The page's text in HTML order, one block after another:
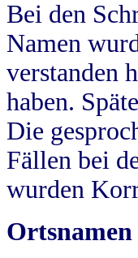
Bei den
Namen
verstanden
haben.
Die
Fällen bei
wurden
Ortsnamen